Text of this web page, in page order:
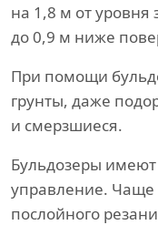
на 1,8 м от уровня
до 0,9 м ниже
При помощи
грунты, даже
и смерзшиеся.
Бульдозеры
управление. Чаще
послойного